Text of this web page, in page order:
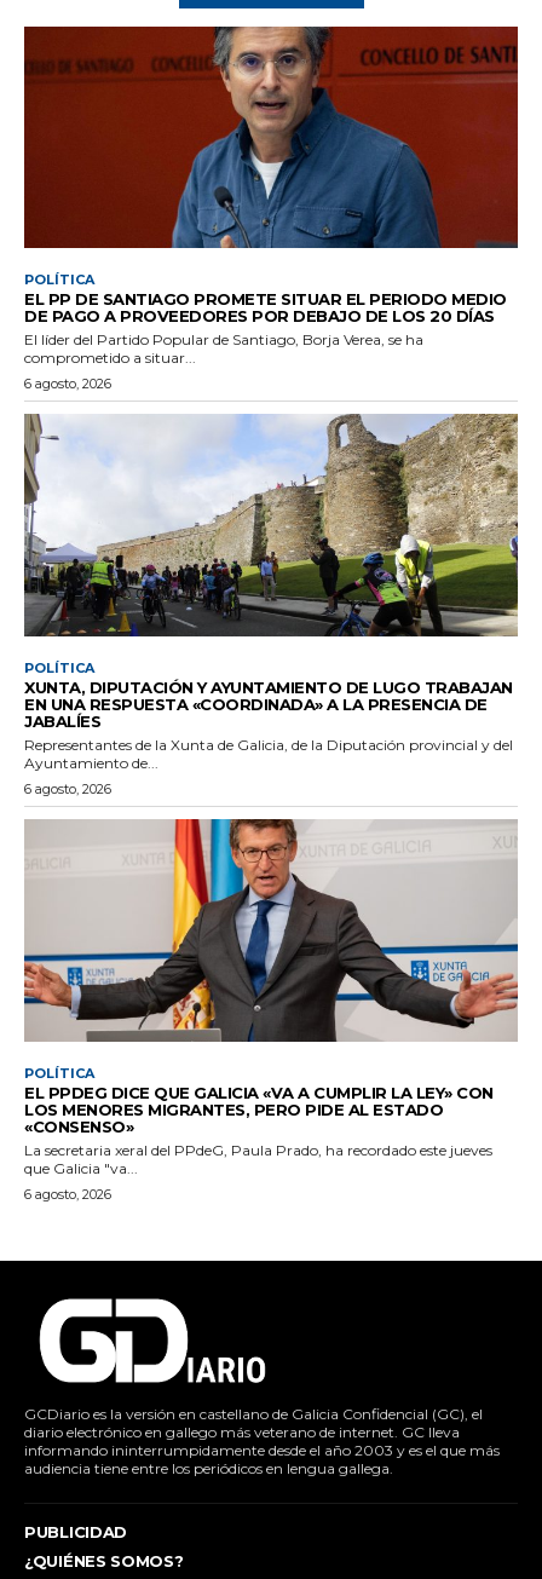
POLÍTICA
EL PP DE SANTIAGO PROMETE SITUAR EL PERIODO MEDIO
DE PAGO A PROVEEDORES POR DEBAJO DE LOS 20 DÍAS
El líder del Partido Popular de Santiago, Borja Verea, se ha
comprometido a situar...
6 agosto, 2026
POLÍTICA
XUNTA, DIPUTACIÓN Y AYUNTAMIENTO DE LUGO TRABAJAN
EN UNA RESPUESTA «COORDINADA» A LA PRESENCIA DE
JABALÍES
Representantes de la Xunta de Galicia, de la Diputación provincial y del
Ayuntamiento de...
6 agosto, 2026
POLÍTICA
EL PPDEG DICE QUE GALICIA «VA A CUMPLIR LA LEY» CON
LOS MENORES MIGRANTES, PERO PIDE AL ESTADO
«CONSENSO»
La secretaria xeral del PPdeG, Paula Prado, ha recordado este jueves
que Galicia "va...
6 agosto, 2026
GCDiario es la versión en castellano de Galicia Confidencial (GC), el
diario electrónico en gallego más veterano de internet. GC lleva
informando ininterrumpidamente desde el año 2003 y es el que más
audiencia tiene entre los periódicos en lengua gallega.
PUBLICIDAD
¿QUIÉNES SOMOS?